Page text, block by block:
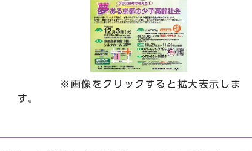
※画像をクリックすると拡大表示しま
す。